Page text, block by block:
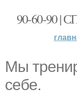
90-60-90
Мы
себе.